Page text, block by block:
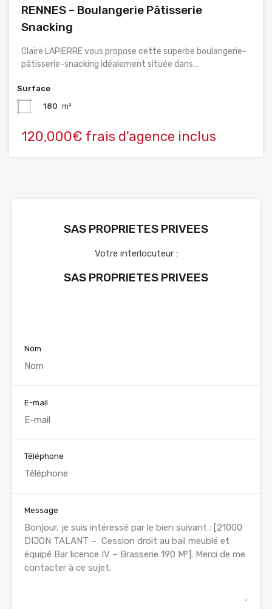
RENNES – Boulangerie Pâtisserie
Snacking
Claire LAPIERRE vous propose cette superbe boulangerie-
pâtisserie-snacking idéalement située dans…
Surface
180 m²
120,000€ frais d'agence inclus
SAS PROPRIETES PRIVEES
Votre interlocuteur :
SAS PROPRIETES PRIVEES
Nom
E-mail
Téléphone
Message